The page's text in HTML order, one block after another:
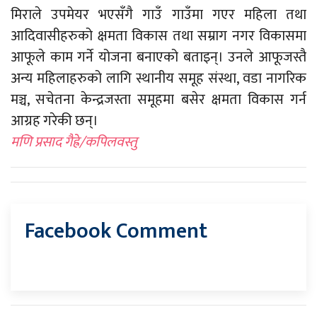
मिराले उपमेयर भएसँगै गाउँ गाउँमा गएर महिला तथा
आदिवासीहरुको क्षमता विकास तथा सम्राग नगर विकासमा
आफूले काम गर्ने योजना बनाएको बताइन्। उनले आफूजस्तै
अन्य महिलाहरुको लागि स्थानीय समूह संस्था, वडा नागरिक
मञ्च, सचेतना केन्द्रजस्ता समूहमा बसेर क्षमता विकास गर्न
आग्रह गरेकी छन्।
मणि प्रसाद गैह्रे/कपिलवस्तु
Facebook Comment